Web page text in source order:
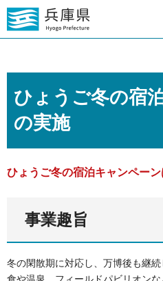
ひょうご冬の宿
の実施
ひょうご冬の宿泊キャンペーン
事業趣旨
冬の閑散期に対応し、万博後も継続